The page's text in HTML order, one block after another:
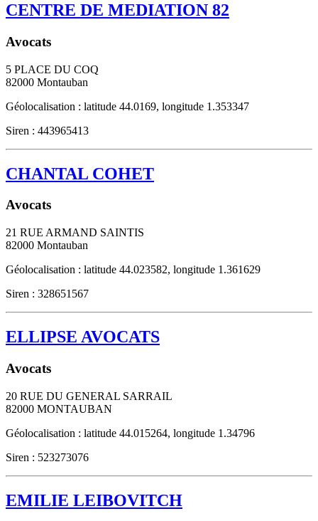
CENTRE DE MEDIATION 82
Avocats
5 PLACE DU COQ
82000 Montauban
Géolocalisation : latitude 44.0169, longitude 1.353347
Siren : 443965413
CHANTAL COHET
Avocats
21 RUE ARMAND SAINTIS
82000 Montauban
Géolocalisation : latitude 44.023582, longitude 1.361629
Siren : 328651567
ELLIPSE AVOCATS
Avocats
20 RUE DU GENERAL SARRAIL
82000 MONTAUBAN
Géolocalisation : latitude 44.015264, longitude 1.34796
Siren : 523273076
EMILIE LEIBOVITCH